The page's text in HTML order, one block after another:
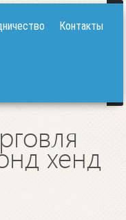
Контакты
хенд